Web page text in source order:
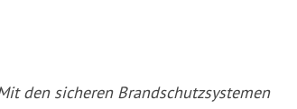
den sicheren Brandschutzsystemen